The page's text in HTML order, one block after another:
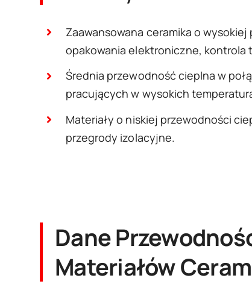
Zaawansowana ceramika o
opakowania elektroniczne, kontrola
Średnia przewodność cieplna w
pracujących w wysokich
Materiały o niskiej przewodności
przegrody izolacyjne.
Dane
Materiałów